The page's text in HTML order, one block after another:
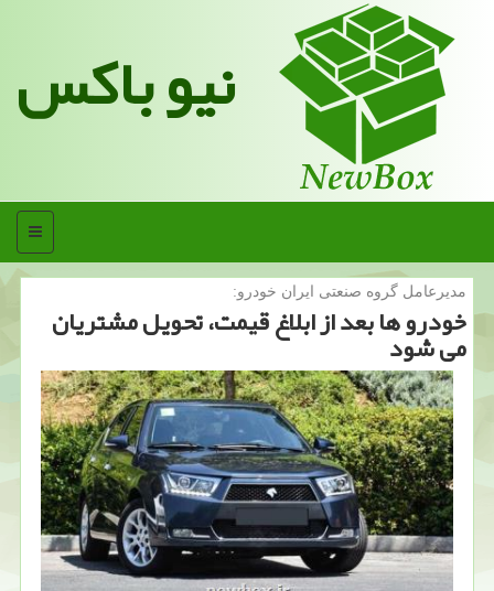
نیو باکس
منو
مدیرعامل گروه صنعتی ایران خودرو:
خودرو ها بعد از ابلاغ قیمت، تحویل مشتریان
می شود